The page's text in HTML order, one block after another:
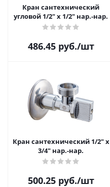
Кран сантехнический
угловой 1/2" х 1/2" нар.-нар.
486.45руб./шт
Кран сантехнический 1/2" х
3/4" нар.-нар.
500.25руб./шт